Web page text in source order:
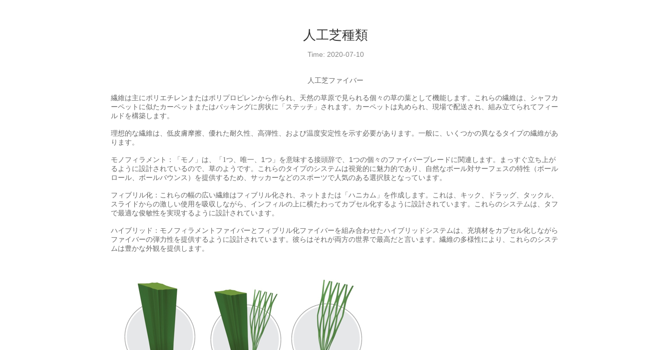
人工芝ファイバー
繊維は主にポリエチレンまたはポリプロピレンから作られ、天然の草原で見られる個々の草の葉として機能します。これらの繊維は、シャフカ
ーペットに似たカーペットまたはバッキングに房状に「ステッチ」されます。カーペットは丸められ、現場で配送され、組み立てられてフィー
ルドを構築します。
理想的な繊維は、低皮膚摩擦、優れた耐久性、高弾性、および温度安定性を示す必要があります。一般に、いくつかの異なるタイプの繊維があ
ります。
モノフィラメント：「モノ」は、「 1つ、唯一、 1 つ」を意味する接頭辞で、 1 つの個々のファイバーブレードに関連します。まっすぐ立ち上が
るように設計されているので、草のようです。これらのタイプのシステムは視覚的に魅力的であり、自然なボール対サーフェスの特性（ボール
ロール、ボールバウンス）を提供するため、サッカーなどのスポーツで人気のある選択肢となっています。
フィブリル化：これらの幅の広い繊維はフィブリル化され、ネットまたは「ハニカム」を作成します。これは、キック、ドラッグ、タックル、
スライドからの激しい使用を吸収しながら、インフィルの上に横たわってカプセル化するように設計されています。これらのシステムは、タフ
で最適な俊敏性を実現するように設計されています。
ハイブリッド：モノフィラメントファイバーとフィブリル化ファイバーを組み合わせたハイブリッドシステムは、充填材をカプセル化しながら
ファイバーの弾力性を提供するように設計されています。彼らはそれが両方の世界で最高だと言います。繊維の多様性により、これらのシステ
ムは豊かな外観を提供します。
人工芝種類
Time: 2020-07-10